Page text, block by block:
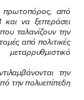
TIKTOK
πρωτοπόρος, από
να ξεπεράσει
ταλανίζουν την
από πολιτικές
την
την πολυεπίπεδη